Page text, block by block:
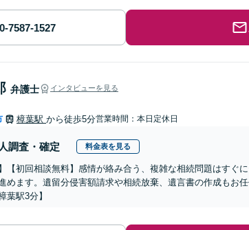
弁護士 インタビューを見る
樟葉駅 から徒歩5分営業時間：本日定休日
調査・確定 料金表を見る
【初回相談無料】感情が絡み合う、複雑な相続問題はすぐ
めます。遺留分侵害額請求や相続放棄、遺言書の作成もお
葉駅3分】